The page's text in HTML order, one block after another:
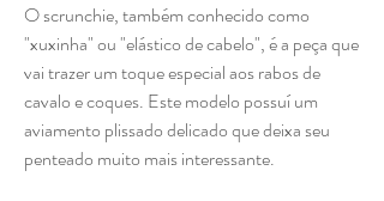
O scrunchie, também conhecido como
"xuxinha" ou "elástico de cabelo", é a peça que
vai trazer um toque especial aos rabos de
cavalo e coques. Este modelo possuí um
aviamento plissado delicado que deixa seu
penteado muito mais interessante.